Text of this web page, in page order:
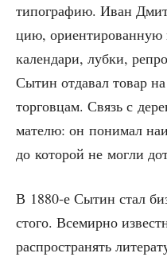
типо­гра­фию. Иван
цию, ори­ен­ти­ро­ван­ную
кален­да­ри, луб­ки,
Сытин отда­вал товар
тор­гов­цам. Связь с
ма­те­лю: он пони­мал
до кото­рой не мог­ли
В 1880‑е Сытин стал
сто­го. Все­мир­но
рас­про­стра­нять